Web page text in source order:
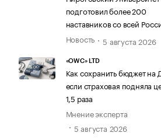
подготовил более 200
наставников со всей
Новость
5 августа 2026
«OWC» LTD
Как сохранить бюджет на
если страховая подняла
1,5 раза
Мнение эксперта
5 августа 2026